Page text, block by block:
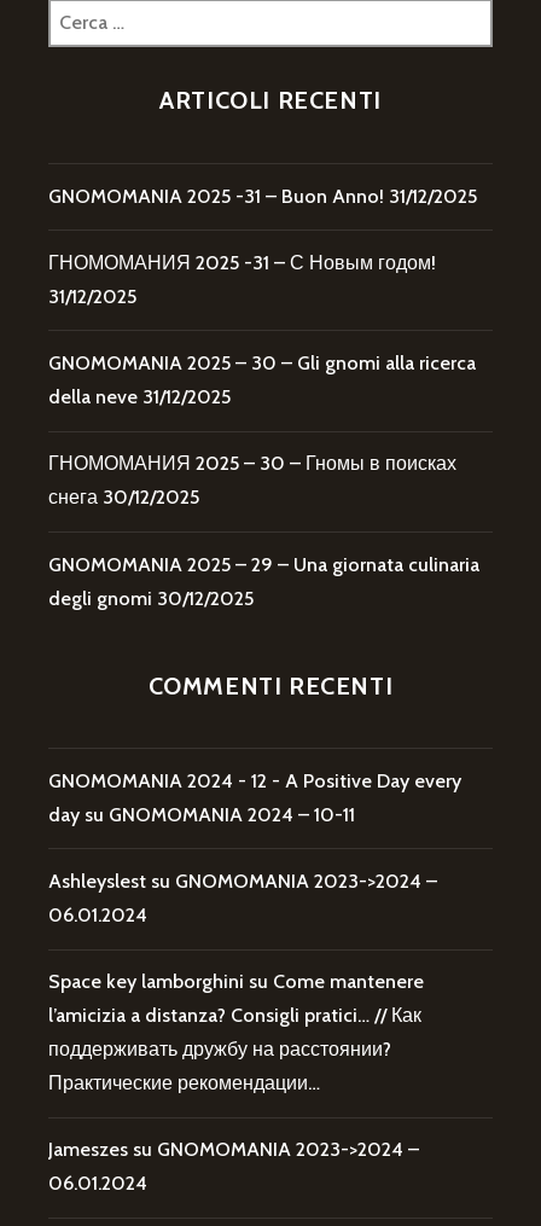
Ricerca
per:
ARTICOLI RECENTI
GNOMOMANIA 2025 -31 – Buon Anno! 31/12/2025
ГНОМОМАНИЯ 2025 -31 – С Новым годом!
31/12/2025
GNOMOMANIA 2025 – 30 – Gli gnomi alla ricerca
della neve 31/12/2025
ГНОМОМАНИЯ 2025 – 30 – Гномы в поисках
снега 30/12/2025
GNOMOMANIA 2025 – 29 – Una giornata culinaria
degli gnomi 30/12/2025
COMMENTI RECENTI
GNOMOMANIA 2024 - 12 - A Positive Day every
day su GNOMOMANIA 2024 – 10-11
Ashleyslest su GNOMOMANIA 2023->2024 –
06.01.2024
Space key lamborghini su Come mantenere
l’amicizia a distanza? Consigli pratici… // Как
поддерживать дружбу на расстоянии?
Практические рекомендации…
Jameszes su GNOMOMANIA 2023->2024 –
06.01.2024